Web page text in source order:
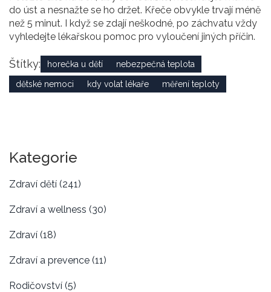
do úst a nesnažte se ho držet. Křeče obvykle trvají méně
než 5 minut. I když se zdají neškodné, po záchvatu vždy
vyhledejte lékařskou pomoc pro vyloučení jiných příčin.
Štítky: horečka u dětí nebezpečná teplota
dětské nemoci kdy volat lékaře měření teploty
Kategorie
Zdraví dětí (241)
Zdraví a wellness (30)
Zdraví (18)
Zdraví a prevence (11)
Rodičovství (5)